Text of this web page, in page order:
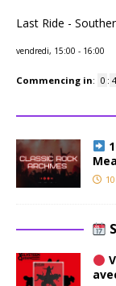
Last Ride -
vendredi, 15:00 - 16:00
Commencing in: 0 :